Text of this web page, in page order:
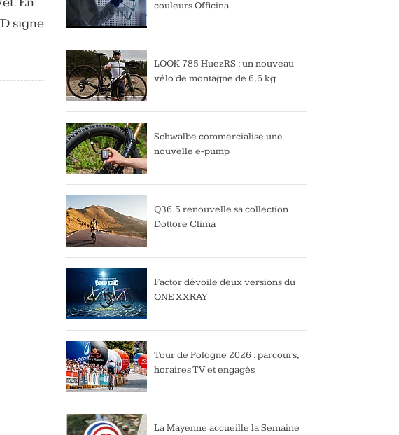
signe
couleurs Officina
LOOK 785 HuezRS : un nouveau
vélo de montagne de 6,6 kg
Schwalbe commercialise une
nouvelle e-pump
Q36.5 renouvelle sa collection
Dottore Clima
Factor dévoile deux versions du
ONE XXRAY
Tour de Pologne 2026 : parcours,
horaires TV et engagés
La Mayenne accueille la Semaine